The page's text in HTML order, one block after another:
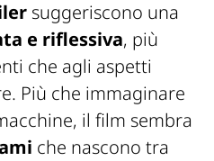
suggeriscono una
e riflessiva, più
che agli aspetti
Più che immaginare
il film sembra
che nascono tra